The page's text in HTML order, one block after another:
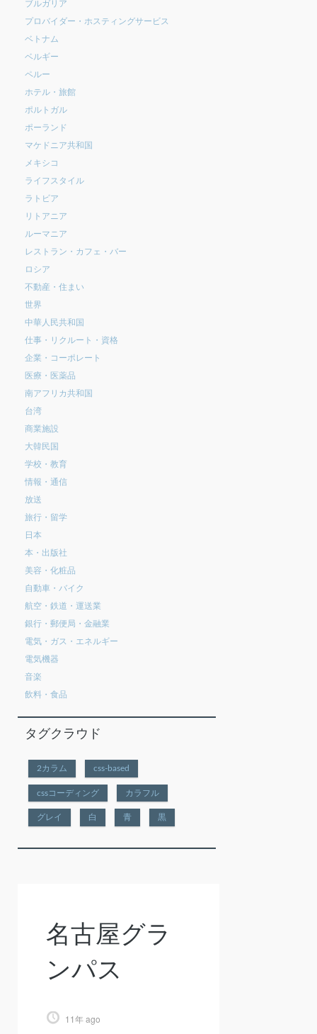
ブルガリア
プロバイダー・ホスティングサービス
ベトナム
ベルギー
ペルー
ホテル・旅館
ポルトガル
ポーランド
マケドニア共和国
メキシコ
ライフスタイル
ラトビア
リトアニア
ルーマニア
レストラン・カフェ・バー
ロシア
不動産・住まい
世界
中華人民共和国
仕事・リクルート・資格
企業・コーポレート
医療・医薬品
南アフリカ共和国
台湾
商業施設
大韓民国
学校・教育
情報・通信
放送
旅行・留学
日本
本・出版社
美容・化粧品
自動車・バイク
航空・鉄道・運送業
銀行・郵便局・金融業
電気・ガス・エネルギー
電気機器
音楽
飲料・食品
タグクラウド
2カラム css-based
cssコーディング カラフル
グレイ 白 青 黒
名古屋グラ
ンパス
11年 ago